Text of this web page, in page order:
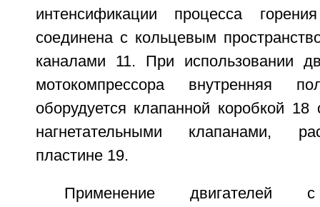
интенсификации процесса
соединена с кольцевым
каналами 11. При использовании
мотокомпрессора внутренняя
оборудуется клапанной коробкой
нагнетательными клапанами,
пластине 19.
Применение двигателей с